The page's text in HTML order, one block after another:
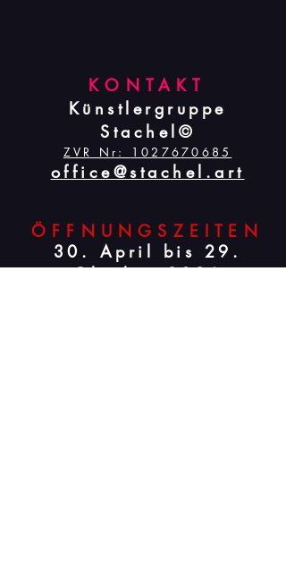
KONTAKT
Künstlergruppe
Stachel©
ZVR Nr: 1027670685
office@stachel.art
ÖFFNUNGSZEITEN
30. April bis 29.
Oktober 2026